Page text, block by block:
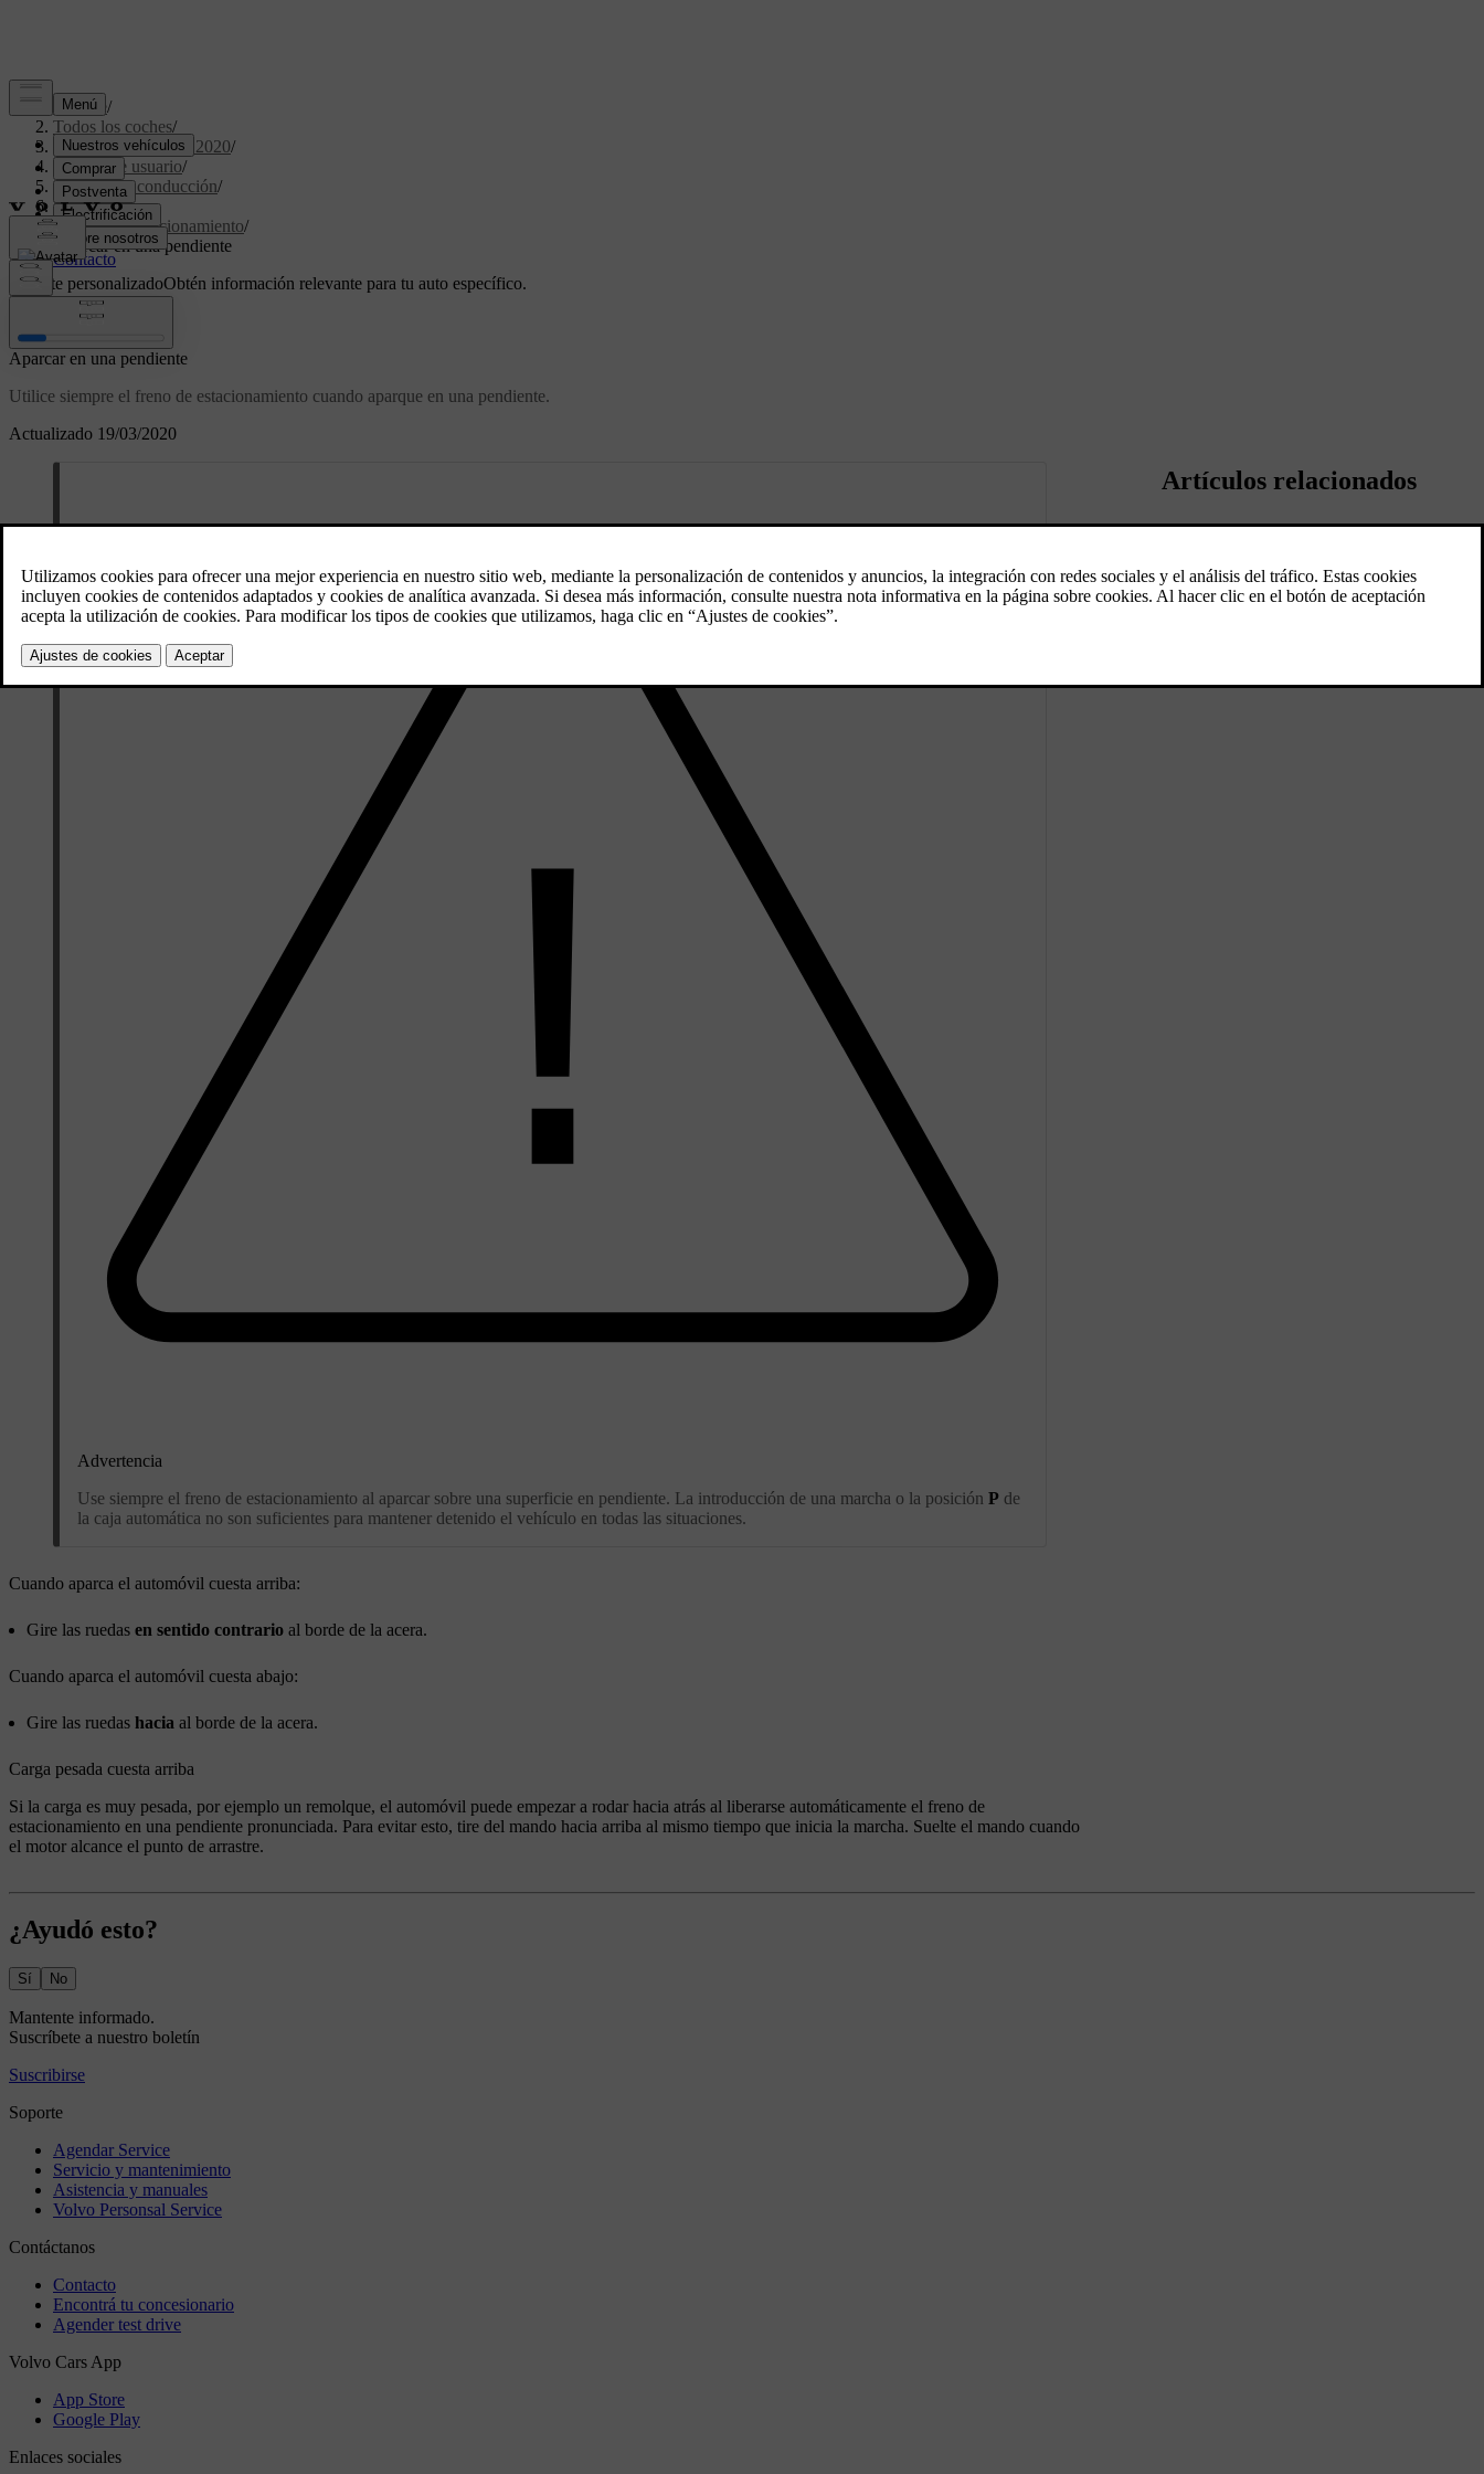
Soporte/
Todos los coches/
XC60 Twin Engine 2020/
Manual de usuario/
Arranque y conducción/
Frenos/
Freno de estacionamiento/
Aparcar en una pendiente
Soporte personalizadoObtén información relevante para tu auto específico.
Iniciar sesión
Actualizado 19/03/2020
Aparcar en una pendiente
Utilice siempre el freno de estacionamiento cuando aparque en una pendiente.
Advertencia
Use siempre el freno de estacionamiento al aparcar sobre una superficie en pendiente. La introducción de una marcha o la posición P de
la caja automática no son suficientes para mantener detenido el vehículo en todas las situaciones.
Cuando aparca el automóvil cuesta arriba:
Gire las ruedas en sentido contrario al borde de la acera.
Cuando aparca el automóvil cuesta abajo:
Gire las ruedas hacia al borde de la acera.
Carga pesada cuesta arriba
Si la carga es muy pesada, por ejemplo un remolque, el automóvil puede empezar a rodar hacia atrás al liberarse automáticamente el freno de
estacionamiento en una pendiente pronunciada. Para evitar esto, tire del mando hacia arriba al mismo tiempo que inicia la marcha. Suelte el mando cuando
el motor alcance el punto de arrastre.
Artículos relacionados
estacionamiento
¿Ayudó esto?
Sí No